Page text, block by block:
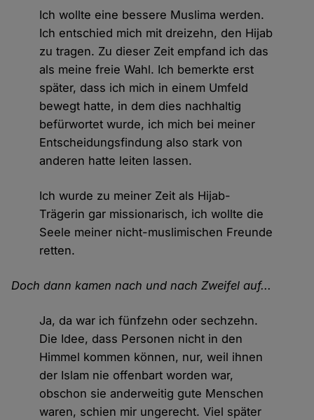
Ich wollte eine bessere Muslima werden.
Ich entschied mich mit dreizehn, den Hijab
zu tragen. Zu dieser Zeit empfand ich das
als meine freie Wahl. Ich bemerkte erst
später, dass ich mich in einem Umfeld
bewegt hatte, in dem dies nachhaltig
befürwortet wurde, ich mich bei meiner
Entscheidungsfindung also stark von
anderen hatte leiten lassen.
Ich wurde zu meiner Zeit als Hijab-
Trägerin gar missionarisch, ich wollte die
Seele meiner nicht-muslimischen Freunde
retten.
Doch dann kamen nach und nach Zweifel auf...
Ja, da war ich fünfzehn oder sechzehn.
Die Idee, dass Personen nicht in den
Himmel kommen können, nur, weil ihnen
der Islam nie offenbart worden war,
obschon sie anderweitig gute Menschen
waren, schien mir ungerecht. Viel später